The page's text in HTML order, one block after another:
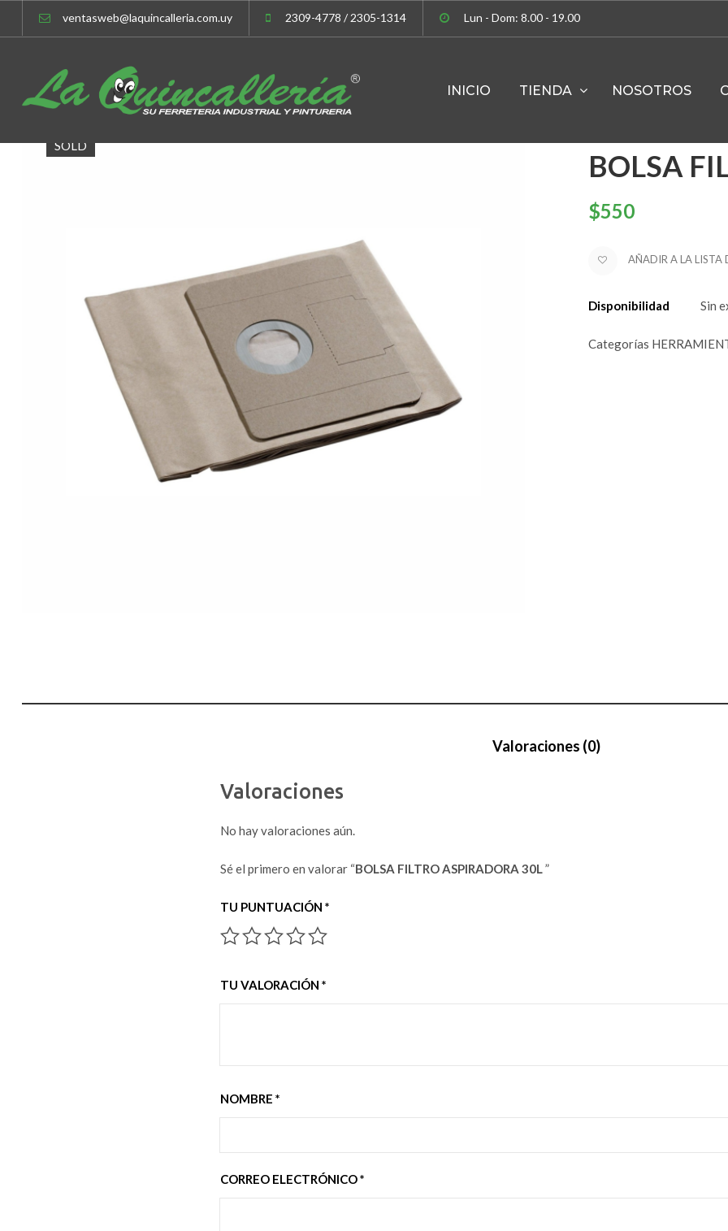
ventasweb@laquincalleria.com.uy 2309-4778 / 2305-1314 Lun - Dom: 8.00 - 19.00
INICIO TIENDA NOSOTROS
SOLD
BOLSA
$550
AÑADIR A LA LISTA
Disponibilidad Sin
Categorías
Valoraciones (0)
Valoraciones
No hay valoraciones aún.
Sé el primero en valorar “BOLSA FILTRO ASPIRADORA 30L”
TU PUNTUACIÓN *
TU VALORACIÓN *
NOMBRE *
CORREO ELECTRÓNICO*